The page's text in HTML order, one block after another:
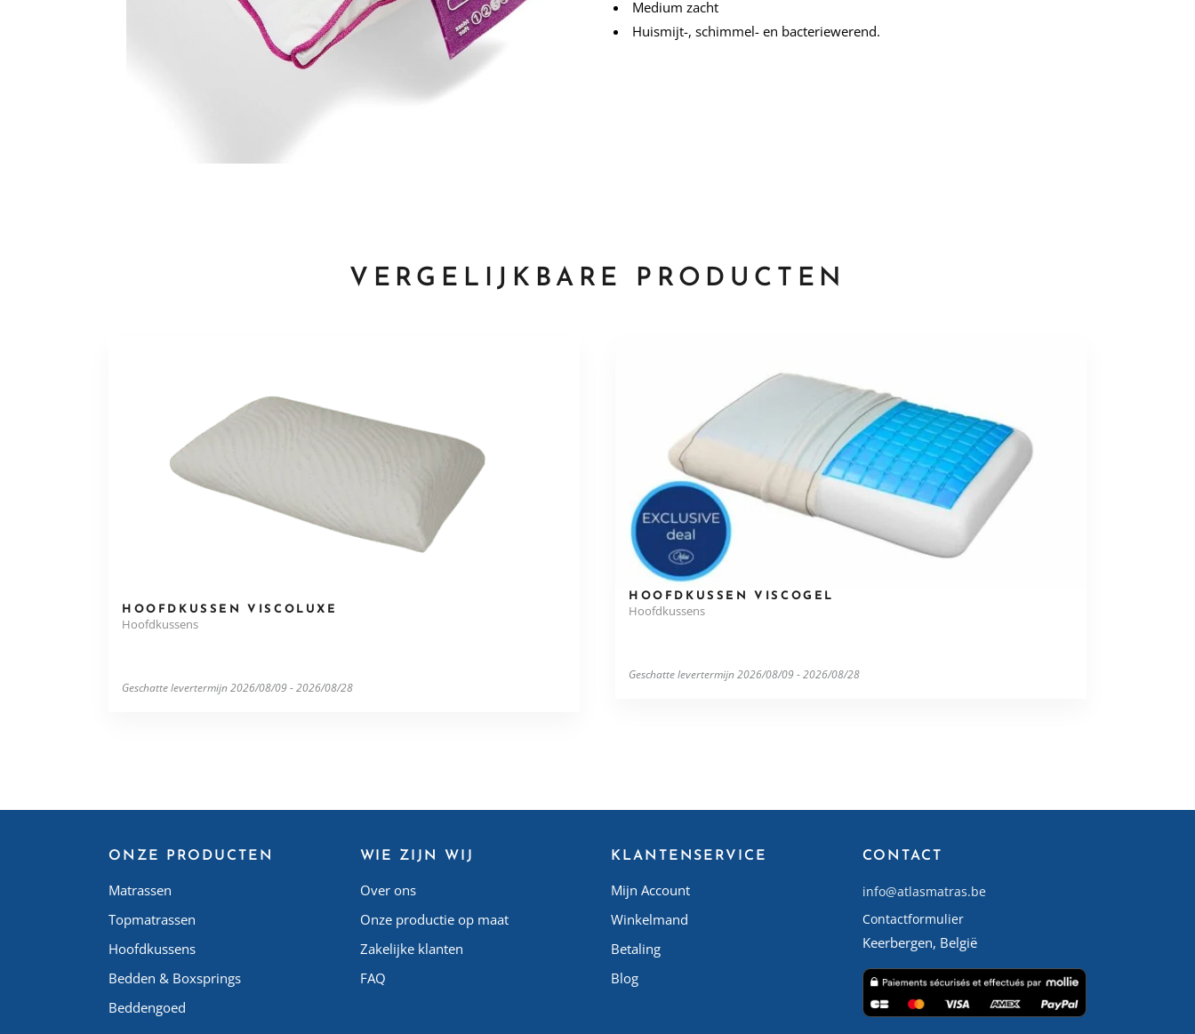
Medium zacht
Huismijt-, schimmel- en bacteriewerend.
VERGELIJKBARE PRODUCTEN
HOOFDKUSSEN VISCOLUXE
Hoofdkussens
Geschatte levertermijn 2026/08/09 - 2026/08/28
HOOFDKUSSEN VISCOGEL
Hoofdkussens
Geschatte levertermijn 2026/08/09 - 2026/08/28
ONZE PRODUCTEN
Matrassen
Topmatrassen
Hoofdkussens
Bedden & Boxsprings
Beddengoed
WIE ZIJN WIJ
Over ons
Onze productie op maat
Zakelijke klanten
FAQ
KLANTENSERVICE
Mijn Account
Winkelmand
Betaling
Blog
CONTACT
info@atlasmatras.be
Contactformulier
Keerbergen, België